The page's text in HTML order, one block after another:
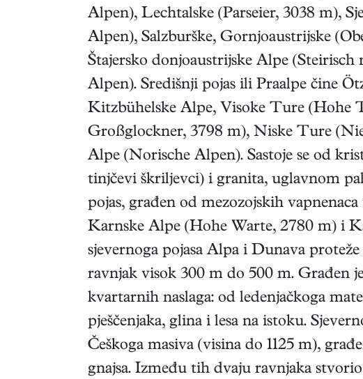
Alpen), Lechtalske (Parseier, 3038 m),
Alpen), Salzburške, Gornjoaustrijske
Štajersko donjoaustrijske Alpe (Steirisch
Alpen). Središnji pojas ili Praalpe čine
Kitzbühelske Alpe, Visoke Ture (Hohe
Großglockner, 3798 m), Niske Ture
Alpe (Norische Alpen). Sastoje se od
tinjčevi škriljevci) i granita, uglavnom
pojas, građen od mezozojskih
Karnske Alpe (Hohe Warte, 2780 m) i
sjevernoga pojasa Alpa i Dunava
ravnjak visok 300 m do 500 m. Građen
kvartarnih naslaga: od ledenjačkoga
pješčenjaka, glina i lesa na istoku.
Češkoga masiva (visina do 1125 m),
gnajsa. Između tih dvaju ravnjaka